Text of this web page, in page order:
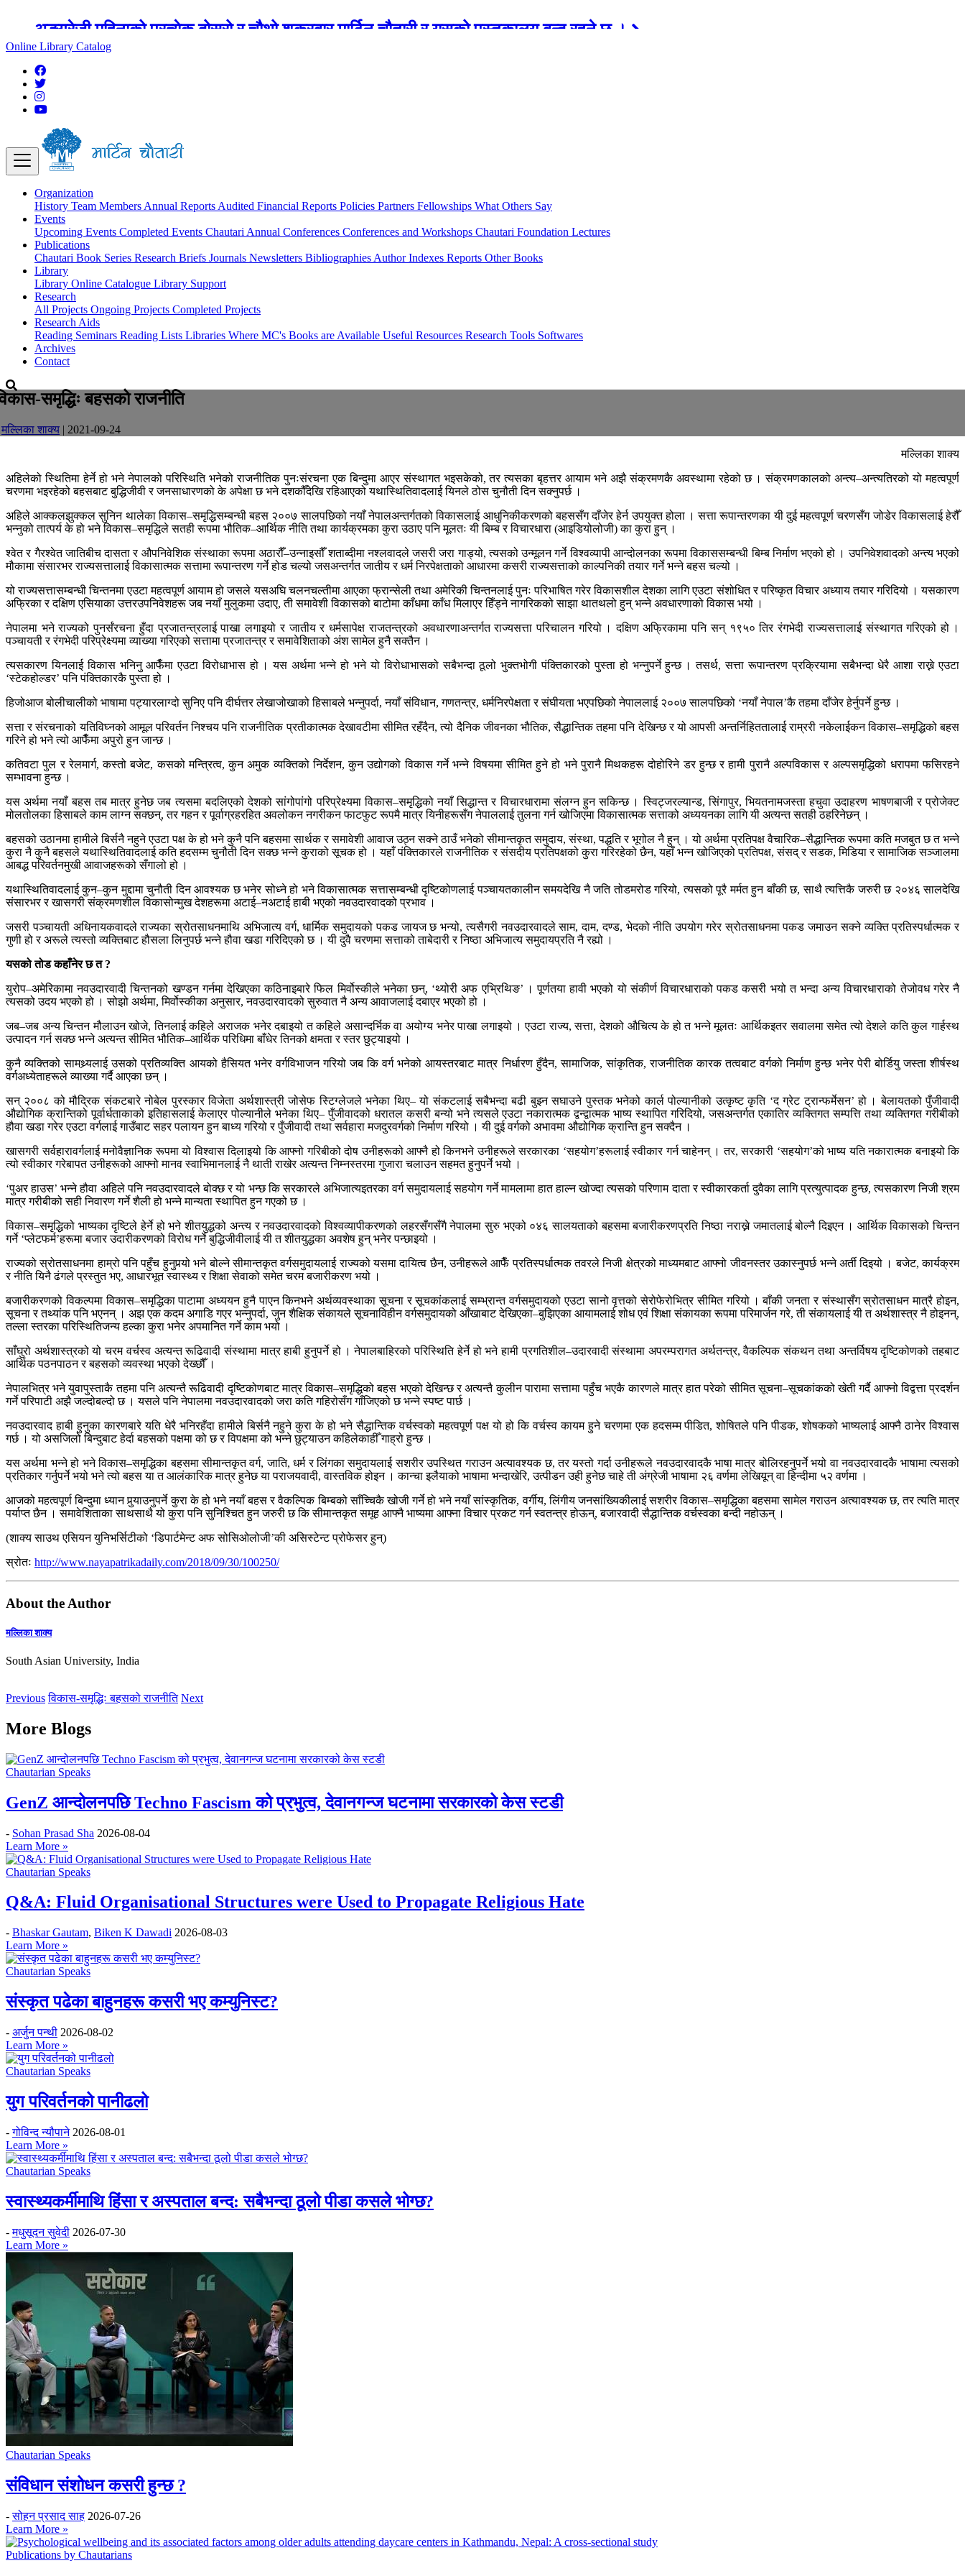
अङ्ग्रेजी महिनाको प्रत्येक दोस्रो र चौथो शुक्रबार मार्टिन चौतारी र यसको पुस्तकालय बन्द रहने छ ।
Online Library Catalog
Organization
History Team Members Annual Reports Audited Financial Reports Policies Partners Fellowships What Others Say
Events
Upcoming Events Completed Events Chautari Annual Conferences Conferences and Workshops Chautari Foundation Lectures
Publications
Chautari Book Series Research Briefs Journals Newsletters Bibliographies Author Indexes Reports Other Books
Library
Library Online Catalogue Library Support
Research
All Projects Ongoing Projects Completed Projects
Research Aids
Reading Seminars Reading Lists Libraries Where MC's Books are Available Useful Resources Research Tools Softwares
Archives
Contact
समृद्धिः बहसको राजनीति
मल्लिका शाक्य | 2021-09-24
मल्लिका शाक्य
अहिलेको स्थितिमा हेर्ने हो भने नेपालको परिस्थिति भनेको राजनीतिक पुनःसंरचना एक बिन्दुमा आएर संस्थागत भइसकेको, तर त्यसका बृहत्तर आयाम भने अझै संक्रमणकै अवस्थामा रहेको छ । संक्रमणकालको अन्त्य–अन्त्यतिरको यो महत्वपूर्ण
चरणमा भइरहेको बहसबाट बुद्धिजीवी र जनसाधारणको के अपेक्षा छ भने दशकौँदेखि रहिआएको यथास्थितिवादलाई यिनले ठोस चुनौती दिन सक्नुपर्छ ।
अहिले आक्कलझुक्कल सुनिन थालेका विकास–समृद्धिसम्बन्धी बहस २००७ सालपछिको नयाँ नेपालअन्तर्गतको विकासलाई आधुनिकीकरणको बहससँग दाँजेर हेर्न उपयुक्त होला । सत्ता रूपान्तरणका यी दुई महत्वपूर्ण चरणसँग जोडेर विकासलाई हेरौँ
भन्नुको तात्पर्य के हो भने विकास–समृद्धिले सतही रूपमा भौतिक–आर्थिक नीति तथा कार्यक्रमका कुरा उठाए पनि मूलतः यी बिम्ब र विचारधारा (आइडियोलोजी) का कुरा हुन् ।
श्वेत र गैरश्वेत जातिबीच दासता र औपनिवेशिक संस्थाका रूपमा अठारौँ–उन्नाइसौँ शताब्दीमा नश्लवादले जसरी जरा गाड्यो, त्यसको उन्मूलन गर्ने विश्वव्यापी आन्दोलनका रूपमा विकाससम्बन्धी बिम्ब निर्माण भएको हो । उपनिवेशवादको अन्त्य भएको
मौकामा संसारभर राज्यसत्तालाई विकासात्मक सत्तामा रूपान्तरण गर्ने होड चल्यो जसअन्तर्गत जातीय र धर्म निरपेक्षताको आधारमा कसरी राज्यसत्ताको काल्पनिकी तयार गर्ने भन्ने बहस चल्यो ।
यो राज्यसत्तासम्बन्धी चिन्तनमा एउटा महत्वपूर्ण आयाम हो जसले यसअघि चलनचल्तीमा आएका फ्रान्सेली तथा अमेरिकी चिन्तनलाई पुनः परिभाषित गरेर विकासशील देशका लागि एउटा संशोधित र परिष्कृत विचार अध्याय तयार गरिदियो । यसकारण
अफ्रिका र दक्षिण एसियाका उत्तरउपनिवेशहरू जब नयाँ मुलुकमा उदाए, ती समावेशी विकासको बाटोमा काँधमा काँध मिलाएर हिँड्ने नागरिकको साझा थातथलो हुन् भन्ने अवधारणाको विकास भयो ।
नेपालमा भने राज्यको पुनर्संरचना हुँदा प्रजातन्त्रलाई पाखा लगाइयो र जातीय र धर्मसापेक्ष राजतन्त्रको अवधारणाअन्तर्गत राज्यसत्ता परिचालन गरियो । दक्षिण अफ्रिकामा पनि सन् १९५० तिर रंगभेदी राज्यसत्तालाई संस्थागत गरिएको हो ।
पञ्चायती र रंगभेदी परिप्रेक्ष्यमा व्याख्या गरिएको सत्तामा प्रजातन्त्र र समावेशिताको अंश सामेल हुनै सक्तैन ।
त्यसकारण यिनलाई विकास भनिनु आफैँमा एउटा विरोधाभास हो । यस अर्थमा भन्ने हो भने यो विरोधाभासको सबैभन्दा ठूलो भुक्तभोगी पंक्तिकारको पुस्ता हो भन्नुपर्ने हुन्छ । तसर्थ, सत्ता रूपान्तरण प्रक्रियामा सबैभन्दा धेरै आशा राख्ने एउटा
‘स्टेकहोल्डर’ पनि पंक्तिकारकै पुस्ता हो ।
हिजोआज बोलीचालीको भाषामा पट्यारलाग्दो सुनिए पनि दीर्घत्तर लेखाजोखाको हिसाबले भन्नुपर्दा, नयाँ संविधान, गणतन्त्र, धर्मनिरपेक्षता र संघीयता भएपछिको नेपाललाई २००७ सालपछिको ‘नयाँ नेपाल’कै तहमा दाँजेर हेर्नुपर्ने हुन्छ ।
सत्ता र संरचनाको यतिविघ्नको आमूल परिवर्तन निश्चय पनि राजनीतिक प्रतीकात्मक देखावटीमा सीमित रहँदैन, त्यो दैनिक जीवनका भौतिक, सैद्धान्तिक तहमा पनि देखिन्छ र यो आपसी अन्तर्निहिततालाई राम्ररी नकेलाईकन विकास–समृद्धिको बहस
गरिने हो भने त्यो आफैँमा अपुरो हुन जान्छ ।
कतिवटा पुल र रेलमार्ग, कस्तो बजेट, कसको मन्त्रित्व, कुन अमुक व्यक्तिको निर्देशन, कुन उद्योगको विकास गर्ने भन्ने विषयमा सीमित हुने हो भने पुरानै मिथकहरू दोहोरिने डर हुन्छ र हामी पुरानै अल्पविकास र अल्पसमृद्धिको धरापमा फसिरहने
सम्भावना हुन्छ ।
यस अर्थमा नयाँ बहस तब मात्र हुनेछ जब त्यसमा बदलिएको देशको सांगोपांगो परिप्रेक्ष्यमा विकास–समृद्धिको नयाँ सिद्धान्त र विचारधारामा संलग्न हुन सकिन्छ । स्विट्जरल्यान्ड, सिंगापुर, भियतनामजस्ता हचुवा उदाहरण भाषणबाजी र प्रोजेक्ट
मोलतोलका हिसाबले काम लाग्न सक्छन्, तर गहन र पूर्वाग्रहरहित अवलोकन नगरीकन फाटफुट रूपमै मात्र यिनीहरूसँग नेपाललाई तुलना गर्न खोजिएमा विकासात्मक सत्ताको अध्ययनका लागि यी अत्यन्त सतही ठहरिनेछन् ।
बहसको उठानमा हामीले बिर्सनै नहुने एउटा पक्ष के हो भने कुनै पनि बहसमा सार्थक र समावेशी आवाज उठ्न सक्ने ठाउँ भनेको सीमान्तकृत समुदाय, संस्था, पद्धति र भूगोल नै हुन् । यो अर्थमा प्रतिपक्ष वैचारिक–सैद्धान्तिक रूपमा कति मजबुत छ त भन्ने
कुरा नै कुनै बहसले यथास्थितिवादलाई कति हदसम्म चुनौती दिन सक्छ भन्ने कुराको सूचक हो । यहाँ पंक्तिकारले राजनीतिक र संसदीय प्रतिपक्षको कुरा गरिरहेको छैन, यहाँ भन्न खोजिएको प्रतिपक्ष, संसद् र सडक, मिडिया र सामाजिक सञ्जालमा
आबद्ध परिवर्तनमुखी आवाजहरूको सँगालो हो ।
यथास्थितिवादलाई कुन–कुन मुद्दामा चुनौती दिन आवश्यक छ भनेर सोध्ने हो भने विकासात्मक सत्तासम्बन्धी दृष्टिकोणलाई पञ्चायतकालीन समयदेखि नै जति तोडमरोड गरियो, त्यसको पूरै मर्मत हुन बाँकी छ, साथै त्यत्तिकै जरुरी छ २०४६ सालदेखि
संसारभर र खासगरी संक्रमणशील विकासोन्मुख देशहरूमा अटाई–नअटाई हाबी भएको नवउदारवादको प्रभाव ।
जसरी पञ्चायती अधिनायकवादले राज्यका स्रोतसाधनमाथि अभिजात्य वर्ग, धार्मिक समुदायको पकड जायज छ भन्यो, त्यसैगरी नवउदारवादले साम, दाम, दण्ड, भेदको नीति उपयोग गरेर स्रोतसाधनमा पकड जमाउन सक्ने व्यक्ति प्रतिस्पर्धात्मक र
गुणी हो र अरूले त्यस्तो व्यक्तिबाट हौसला लिनुपर्छ भन्ने हौवा खडा गरिदिएको छ । यी दुवै चरणमा सत्ताको ताबेदारी र निष्ठा अभिजात्य समुदायप्रति नै रह्यो ।
यसको तोड कहाँनेर छ त ?
युरोप–अमेरिकामा नवउदारवादी चिन्तनको खण्डन गर्नमा देखिएका कठिनाइबारे फिल मिर्वोस्कीले भनेका छन्, ‘थ्योरी अफ एभ्रिथिङ’ । पूर्णतया हावी भएको यो संकीर्ण विचारधाराको पकड कसरी भयो त भन्दा अन्य विचारधाराको तेजोवध गरेर नै
त्यसको उदय भएको हो । सोझो अर्थमा, मिर्वोस्कीका अनुसार, नवउदारवादको सुरुवात नै अन्य आवाजलाई दबाएर भएको हो ।
जब–जब अन्य चिन्तन मौलाउन खोजे, तिनलाई कहिले अराजक भनेर दबाइयो त कहिले असान्दर्भिक वा अयोग्य भनेर पाखा लगाइयो । एउटा राज्य, सत्ता, देशको औचित्य के हो त भन्ने मूलतः आर्थिकइतर सवालमा समेत त्यो देशले कति कुल गार्हस्थ
उत्पादन गर्न सक्छ भन्ने अत्यन्त सीमित भौतिक–आर्थिक परिधिमा बाँधेर तिनको क्षमता र स्तर छुट्याइयो ।
कुनै व्यक्तिको सामथ्र्यलाई उसको प्रतिव्यक्ति आयको हैसियत भनेर वर्गविभाजन गरियो जब कि वर्ग भनेको आयस्तरबाट मात्र निर्धारण हुँदैन, सामाजिक, सांकृतिक, राजनीतिक कारक तत्वबाट वर्गको निर्माण हुन्छ भनेर पेरी बोर्डियु जस्ता शीर्षस्थ
वर्गअध्येताहरूले व्याख्या गर्दै आएका छन् ।
सन् २००८ को मौद्रिक संकटबारे नोबेल पुरस्कार विजेता अर्थशास्त्री जोसेफ स्टिग्लेजले भनेका थिए– यो संकटलाई सबैभन्दा बढी बुझ्न सघाउने पुस्तक भनेको कार्ल पोल्यानीको उत्कृष्ट कृति ‘द ग्रेट ट्रान्फर्मेसन’ हो । बेलायतको पुँजीवादी
औद्योगिक क्रान्तिको पूर्वार्धताकाको इतिहासलाई केलाएर पोल्यानीले भनेका थिए– पुँजीवादको धरातल कसरी बन्यो भने त्यसले एउटा नकारात्मक द्वन्द्वात्मक भाष्य स्थापित गरिदियो, जसअन्तर्गत एकातिर व्यक्तिगत सम्पत्ति तथा व्यक्तिगत गरीबीको
हौवा खडा गरेर एउटा वर्गलाई गाउँबाट सहर पलायन हुन बाध्य गरियो र पुँजीवादी तथा सर्वहारा मजदुरवर्गको निर्माण गरियो । यी दुई वर्गको अभावमा औद्योगिक क्रान्ति हुन सक्दैन ।
खासगरी सर्वहारावर्गलाई मनोवैज्ञानिक रूपमा यो विश्वास दिलाइयो कि आफ्नो गरिबीको दोष उनीहरूको आफ्नै हो किनभने उनीहरूले सरकारका ‘सहयोग’हरूलाई स्वीकार गर्न चाहेनन् । तर, सरकारी ‘सहयोग’को भाष्य यति नकारात्मक बनाइयो कि
त्यो स्वीकार गरेबापत उनीहरूको आफ्नो मानव स्वाभिमानलाई नै थाती राखेर अत्यन्त निम्नस्तरमा गुजारा चलाउन सहमत हुनुपर्ने भयो ।
‘पुअर हाउस’ भन्ने हौवा अहिले पनि नवउदारवादले बोक्छ र यो भन्छ कि सरकारले अभिजात्यइतरका वर्ग समुदायलाई सहयोग गर्ने मामलामा हात हाल्न खोज्दा त्यसको परिणाम दाता र स्वीकारकर्ता दुवैका लागि प्रत्युत्पादक हुन्छ, त्यसकारण निजी श्रम
मात्र गरीबीको सही निवारण गर्ने शैली हो भन्ने मान्यता स्थापित हुन गएको छ ।
विकास–समृद्धिको भाष्यका दृष्टिले हेर्ने हो भने शीतयुद्धको अन्त्य र नवउदारवादको विश्वव्यापीकरणको लहरसँगसँगै नेपालमा सुरु भएको ०४६ सालयताको बहसमा बजारीकरणप्रति निष्ठा नराख्ने जमातलाई बोल्नै दिइएन । आर्थिक विकासको चिन्तन
गर्ने ‘प्लेटफर्म’हरूमा बजार उदारीकरणको विरोध गर्ने बुद्धिजीवीलाई यी त शीतयुद्धका अवशेष हुन् भनेर पन्छाइयो ।
राज्यको स्रोतसाधनमा हाम्रो पनि पहुँच हुनुपर्‍यो भने बोल्ने सीमान्तकृत वर्गसमुदायलाई राज्यको यसमा दायित्व छैन, उनीहरूले आफैँ प्रतिस्पर्धात्मक तवरले निजी क्षेत्रको माध्यमबाट आफ्नो जीवनस्तर उकास्नुपर्छ भन्ने अर्ती दिइयो । बजेट, कार्यक्रम
र नीति यिनै ढंगले प्रस्तुत भए, आधारभूत स्वास्थ्य र शिक्षा सेवाको समेत चरम बजारीकरण भयो ।
बजारीकरणको विकल्पमा विकास–समृद्धिका पाटामा अध्ययन हुनै पाएन किनभने अर्थव्यवस्थाका सूचना र सूचकांकलाई सम्भ्रान्त वर्गसमुदायको एउटा सानो वृत्तको सेरोफेरोभित्र सीमित गरियो । बाँकी जनता र संस्थासँग स्रोतसाधन मात्रै होइन,
सूचना र तथ्यांक पनि भएनन् । अझ एक कदम अगाडि गएर भन्नुपर्दा, जुन शैक्षिक संकायले सूचनाविहीन वर्गसमुदायको आँखाबाट देखिएका–बुझिएका आयामलाई शोध एवं शिक्षा संकायका रूपमा परिमार्जन गरे, ती संकायलाई यी त अर्थशास्त्र नै होइनन्,
तल्ला स्तरका परिस्थितिजन्य हल्का कुरा भनेर अपमानित गर्ने काम भयो ।
साँघुरो अर्थशास्त्रको यो चरम वर्चस्व अत्यन्त रूढिवादी संस्थामा मात्र हाबी हुनुपर्ने हो । नेपालबाहिरको परिस्थिति हेर्ने हो भने हामी प्रगतिशील–उदारवादी संस्थामा अपरम्परागत अर्थतन्त्र, वैकल्पिक संकथन तथा अन्तर्विषय दृष्टिकोणको तहबाट
आर्थिक पठनपाठन र बहसको व्यवस्था भएको देख्छौँ ।
नेपालभित्र भने युवापुस्ताकै तहमा पनि अत्यन्तै रूढिवादी दृष्टिकोणबाट मात्र विकास–समृद्धिको बहस भएको देखिन्छ र अत्यन्तै कुलीन पारामा सत्तामा पहुँच भएकै कारणले मात्र हात परेको सीमित सूचना–सूचकांकको खेती गर्दै आफ्नो विद्वत्ता प्रदर्शन
गर्ने परिपाटी अझै जल्दोबल्दो छ । यसले पनि नेपालमा नवउदारवादको जरा कति गहिरोसँग गाँजिएको छ भन्ने स्पष्ट पार्छ ।
नवउदारवाद हाबी हुनुका कारणबारे यति धेरै भनिरहँदा हामीले बिर्सनै नहुने कुरा के हो भने सैद्धान्तिक वर्चस्वको महत्वपूर्ण पक्ष यो हो कि वर्चस्व कायम हुने चरणमा एक हदसम्म पीडित, शोषितले पनि पीडक, शोषकको भाष्यलाई आफ्नै ठानेर विश्वास
गर्छ । यो असजिलो बिन्दुबाट हेर्दा बहसको पक्षमा को छ र विपक्षमा को भन्ने छुट्याउन कहिलेकाहीँ गाह्रो हुन्छ ।
यस अर्थमा भन्ने हो भने विकास–समृद्धिका बहसमा सीमान्तकृत वर्ग, जाति, धर्म र लिंगका समुदायलाई सशरीर उपस्थित गराउन अत्यावश्यक छ, तर यस्तो गर्दा उनीहरूले नवउदारवादकै भाषा मात्र बोलिरहनुपर्ने भयो वा नवउदारवादकै भाषामा त्यसको
प्रतिकार गर्नुपर्ने भयो भने त्यो बहस या त आलंकारिक मात्र हुनेछ या पराजयवादी, वास्तविक होइन । कान्चा इलैयाको भाषामा भन्दाखेरि, उत्पीडन उही हुनेछ चाहे ती अंग्रेजी भाषामा २६ वर्णमा लेखियून् वा हिन्दीमा ५२ वर्णमा ।
आजको महत्वपूर्ण बिन्दुमा ध्यान पुर्‍याउनुपर्ने कुरा के हो भने नयाँ बहस र वैकल्पिक बिम्बको साँच्चिकै खोजी गर्ने हो भने नयाँ सांस्कृतिक, वर्गीय, लिंगीय जनसांख्यिकीलाई सशरीर विकास–समृद्धिका बहसमा सामेल गराउन अत्यावश्यक छ, तर त्यति मात्र
पर्याप्त छैन । समावेशिताका साथसाथै यो कुरा पनि सुनिश्चित हुन जरुरी छ कि सीमान्तकृत समूह आफ्नै भाष्यमा आफ्ना विचार प्रकट गर्न स्वतन्त्र होऊन्, बजारवादी सैद्धान्तिक वर्चस्वका बन्दी नहोऊन् ।
(शाक्य साउथ एसियन युनिभर्सिटीको ‘डिपार्टमेन्ट अफ सोसिओलोजी’की असिस्टेन्ट प्रोफेसर हुन्)
स्रोतः http://www.nayapatrikadaily.com/2018/09/30/100250/
About the Author
मल्लिका शाक्य
South Asian University, India
Previous विकास-समृद्धिः बहसको राजनीति Next
More Blogs
Chautarian Speaks
GenZ आन्दोलनपछि Techno Fascism को प्रभुत्व, देवानगन्ज घटनामा सरकारको केस स्टडी
- Sohan Prasad Sha 2026-08-04
Learn More »
Chautarian Speaks
Q&A: Fluid Organisational Structures were Used to Propagate Religious Hate
- Bhaskar Gautam, Biken K Dawadi 2026-08-03
Learn More »
Chautarian Speaks
संस्कृत पढेका बाहुनहरू कसरी भए कम्युनिस्ट?
- अर्जुन पन्थी 2026-08-02
Learn More »
Chautarian Speaks
युग परिवर्तनको पानीढलो
-गोविन्द न्यौपाने 2026-08-01
Learn More »
Chautarian Speaks
स्वास्थ्यकर्मीमाथि हिंसा र अस्पताल बन्द: सबैभन्दा ठूलो पीडा कसले भोग्छ?
-मधुसूदन सुवेदी 2026-07-30
Learn More »
Chautarian Speaks
संविधान संशोधन कसरी हुन्छ ?
-सोहन प्रसाद साह 2026-07-26
Learn More »
Publications by Chautarians